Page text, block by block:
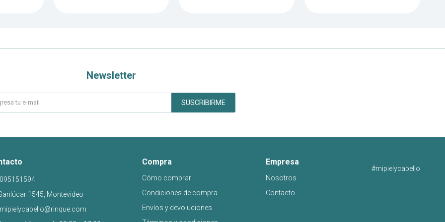
095151594
1545, Montevideo
mipielycabello@rinque.com
Empresa
Nosotros
Contacto
Compra
Cómo comprar
Condiciones de compra
Envíos y devoluciones
#mipielycabello
Newsletter
SUSCRIBIRME